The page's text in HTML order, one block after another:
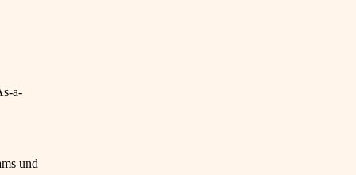
a-
und